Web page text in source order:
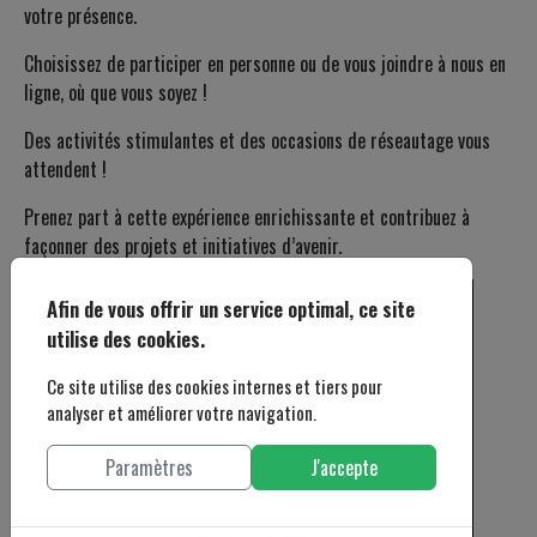
votre présence.
Choisissez de participer en personne ou de vous joindre à nous en
ligne, où que vous soyez !
Des activités stimulantes et des occasions de réseautage vous
attendent !
Prenez part à cette expérience enrichissante et contribuez à
façonner des projets et initiatives d’avenir.
Afin de vous offrir un service optimal, ce site
utilise des cookies.
Ce site utilise des cookies internes et tiers pour
analyser et améliorer votre navigation.
Paramètres J'accepte